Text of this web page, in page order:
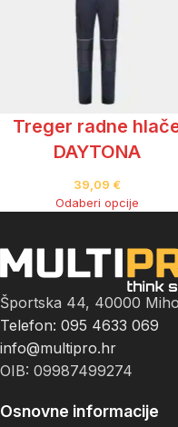
Treger radne
DAYTONA
39,09 €
Odaberi opcije
Športska 44, 40000
Telefon: 095 4633 069
info@multipro.hr
OIB: 09987499274
Osnovne informacije